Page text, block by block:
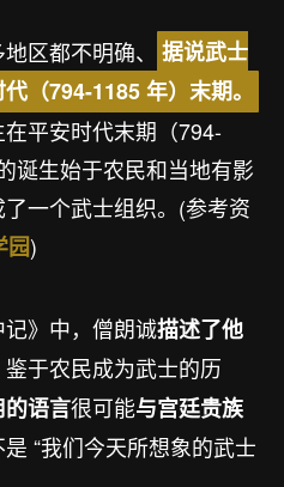
区都不明确、
据说武士
（794-1185 年）末期。
平安时代末期（794-
诞生始于农民和当地有影
一个武士组织。(参考资
园)
》中，僧朗诚描述了他
鉴于农民成为武士的历
语言很可能与宫廷贵族
是 “我们今天所想象的武士